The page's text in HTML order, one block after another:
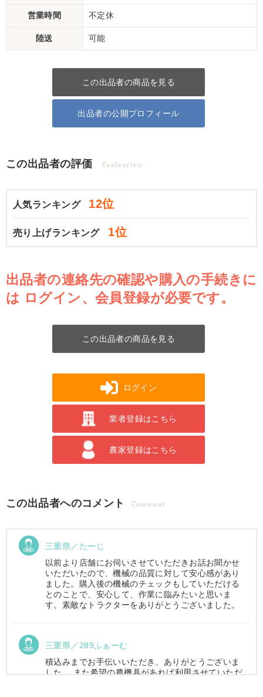
営業時間 不定休
陸送 可能
この出品者の商品を見る
出品者の公開プロフィール
この出品者の評価 Evaluation
人気ランキング 12位
売り上げランキング 1位
出品者の連絡先の確認や購入の手続きに
は ログイン、会員登録が必要です。
この出品者の商品を見る
ログイン
業者登録はこちら
農家登録はこちら
この出品者へのコメント Comment
三重県／たーじ
以前より店舗にお伺いさせていただきお話お聞かせ
いただいたので、機械の品質に対して安心感があり
ました。購入後の機械のチェックもしていただける
とのことで、安心して、作業に臨みたいと思いま
す。素敵なトラクターをありがとうございました。
三重県／289ふぁーむ
積込みまでお手伝いいただき、ありがとうございま
した。 また希望の農機具があれば利用させていただ